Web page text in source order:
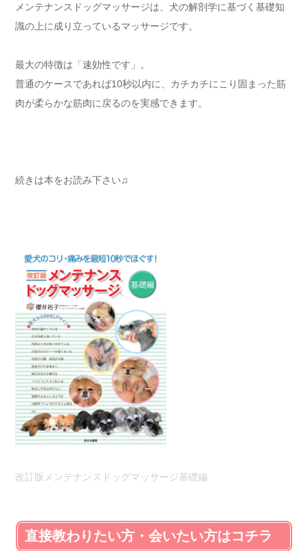
メンテナンスドッグマッサージは、犬の解剖学に基づく基礎知
識の上に成り立っているマッサージです。
最大の特徴は「速効性です」。
普通のケースであれば10秒以内に、カチカチにこり固まった筋
肉が柔らかな筋肉に戻るのを実感できます。
続きは本をお読み下さい♫
改訂版メンテナンスドッグマッサージ基礎編
直接教わりたい方・会いたい方はコチラ